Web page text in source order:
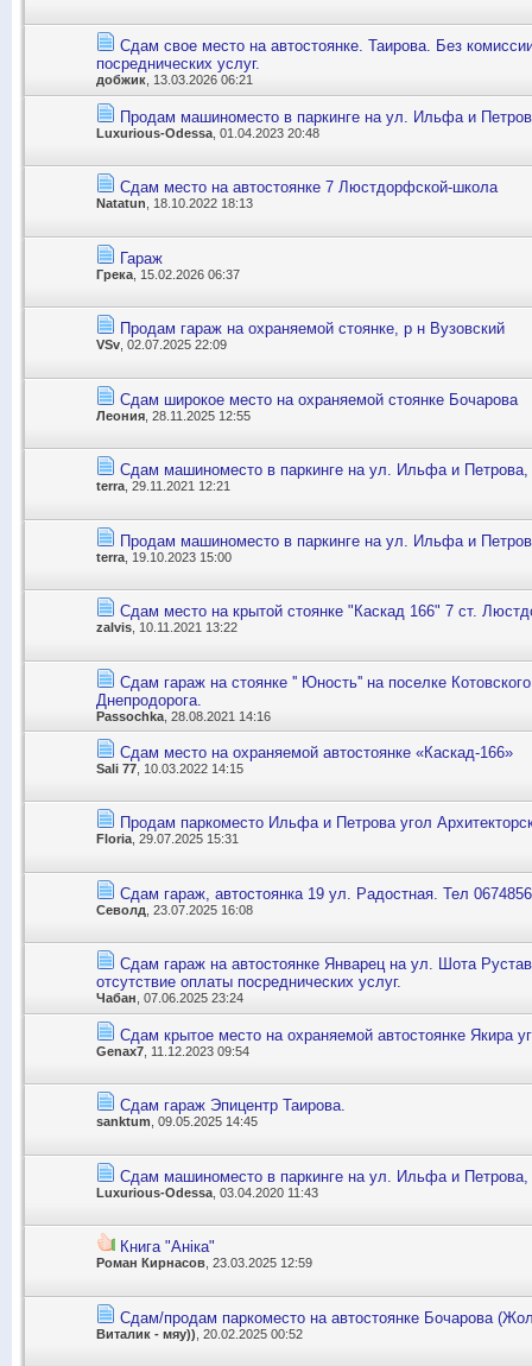
Сдам свое место на автостоянке. Таирова. Без
посреднических услуг.
добжик , 13.03.2026 06:21
Продам машиноместо в паркинге на ул. Ильфа и
Luxurious-Odessa , 01.04.2023 20:48
Сдам место на автостоянке 7 Люстдорфской-школа
Natatun , 18.10.2022 18:13
Гараж
Грека , 15.02.2026 06:37
Продам гараж на охраняемой стоянке, р н Вузовский
VSv , 02.07.2025 22:09
Сдам широкое место на охраняемой стоянке Бочарова
Леония , 28.11.2025 12:55
Сдам машиноместо в паркинге на ул. Ильфа и Петрова,
terra , 29.11.2021 12:21
Продам машиноместо в паркинге на ул. Ильфа и
terra , 19.10.2023 15:00
Сдам место на крытой стоянке "Каскад 166" 7 ст.
zalvis , 10.11.2021 13:22
Сдам гараж на стоянке '' Юность'' на поселке
Днепродорога.
Passochka , 28.08.2021 14:16
Сдам место на охраняемой автостоянке «Каскад-166»
Sali 77 , 10.03.2022 14:15
Продам паркоместо Ильфа и Петрова угол
Floria, 29.07.2025 15:31
Сдам гараж, автостоянка 19 ул. Радостная. Тел
Севолд , 23.07.2025 16:08
Сдам гараж на автостоянке Январец на ул. Шота
отсутствие оплаты посреднических услуг.
Чабан , 07.06.2025 23:24
Сдам крытое место на охраняемой автостоянке Якира
Genax7 , 11.12.2023 09:54
Сдам гараж Эпицентр Таирова.
sanktum , 09.05.2025 14:45
Сдам машиноместо в паркинге на ул. Ильфа и Петрова,
Luxurious-Odessa , 03.04.2020 11:43
Книга "Аніка"
Роман Кирнасов , 23.03.2025 12:59
Сдам/продам паркоместо на автостоянке Бочарова
Виталик - мяу)) , 20.02.2025 00:52